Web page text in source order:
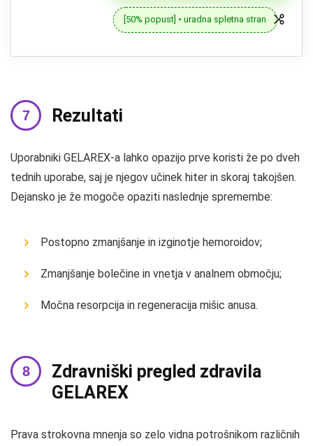
[50% popust] • uradna spletna stran
Rezultati
Uporabniki GELAREX-a lahko opazijo prve koristi že po dveh
tednih uporabe, saj je njegov učinek hiter in skoraj takojšen.
Dejansko je že mogoče opaziti naslednje spremembe:
Postopno zmanjšanje in izginotje hemoroidov;
Zmanjšanje bolečine in vnetja v analnem območju;
Močna resorpcija in regeneracija mišic anusa.
Zdravniški pregled zdravila
GELAREX
Prava strokovna mnenja so zelo vidna potrošnikom različnih